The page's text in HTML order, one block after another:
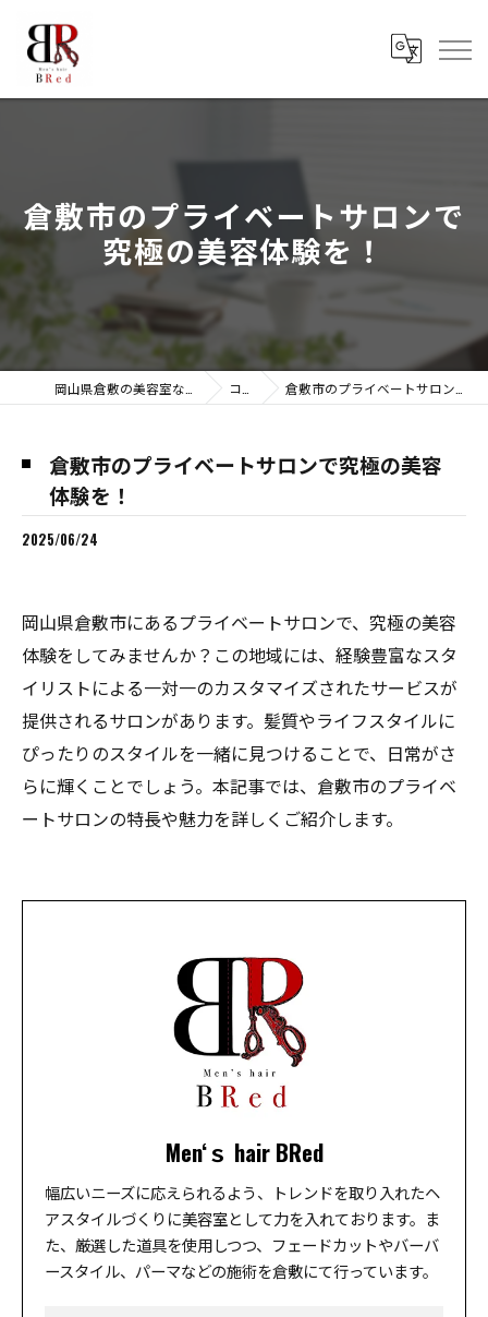
倉敷市のプライベートサロンで
究極の美容体験を！
コラム 倉敷市のプライベートサロンで究極の美容体験を！
倉敷市のプライベートサロンで究極の美容
体験を！
2025/06/24
岡山県倉敷市にあるプライベートサロンで、究極の美容
体験をしてみませんか？この地域には、経験豊富なスタ
イリストによる一対一のカスタマイズされたサービスが
提供されるサロンがあります。髪質やライフスタイルに
ぴったりのスタイルを一緒に見つけることで、日常がさ
らに輝くことでしょう。本記事では、倉敷市のプライベ
ートサロンの特長や魅力を詳しくご紹介します。
Men‘ｓ hair BRed
幅広いニーズに応えられるよう、トレンドを取り入れたヘ
アスタイルづくりに美容室として力を入れております。ま
た、厳選した道具を使用しつつ、フェードカットやバーバ
ースタイル、パーマなどの施術を倉敷にて行っています。